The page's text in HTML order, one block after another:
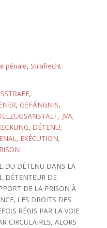
pénale, Strafrecht
,
, GEFÄNGNIS,
, JVA,
, DÉTENU,
, EXÉCUTION,
DU DÉTENU DANS LA
DÉTENTEUR DE
DE LA PRISON À
LES DROITS DES
RÉGIS PAR LA VOIE
CIRCULAIRES, ALORS